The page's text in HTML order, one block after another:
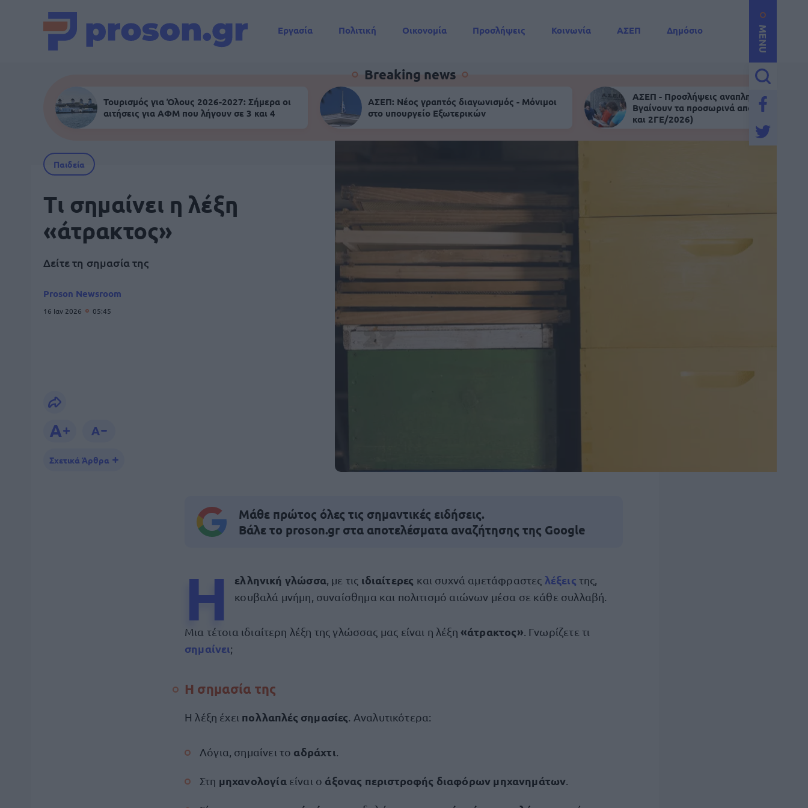
MENU
Εργασία Πολιτική Οικονομία Προσλήψεις Κοινωνία ΑΣΕΠ
Δημόσιο
Breaking news
Τουρισμός για Όλους 2026-2027: Σήμερα οι
αιτήσεις για ΑΦΜ που λήγουν σε 3 και 4
ΑΣΕΠ: Νέος γραπτός διαγωνισμός - Μόνιμοι
στο υπουργείο Εξωτερικών
ΑΣΕΠ - Προσλήψεις αναπληρωτών:
Βγαίνουν τα προσωρινά αποτελέσματα
και 2ΓΕ/2026)
Παιδεία
Τι σημαίνει η λέξη
«άτρακτος»
Δείτε τη σημασία της
Proson Newsroom
16 Ιαν 2026 05:45
Σχετικά Άρθρα
Μάθε πρώτος όλες τις σημαντικές ειδήσεις.
Βάλε το proson.gr στα αποτελέσματα αναζήτησης της Google
Η ελληνική γλώσσα, με τις ιδιαίτερες και συχνά αμετάφραστες λέξεις της,
κουβαλά μνήμη, συναίσθημα και πολιτισμό αιώνων μέσα σε κάθε συλλαβή.
Μια τέτοια ιδιαίτερη λέξη της γλώσσας μας είναι η λέξη «άτρακτος». Γνωρίζετε τι
σημαίνει;
Η σημασία της
Η λέξη έχει πολλαπλές σημασίες. Αναλυτικότερα:
Λόγια, σημαίνει το αδράχτι.
Στη μηχανολογία είναι ο άξονας περιστροφής διαφόρων μηχανημάτων.